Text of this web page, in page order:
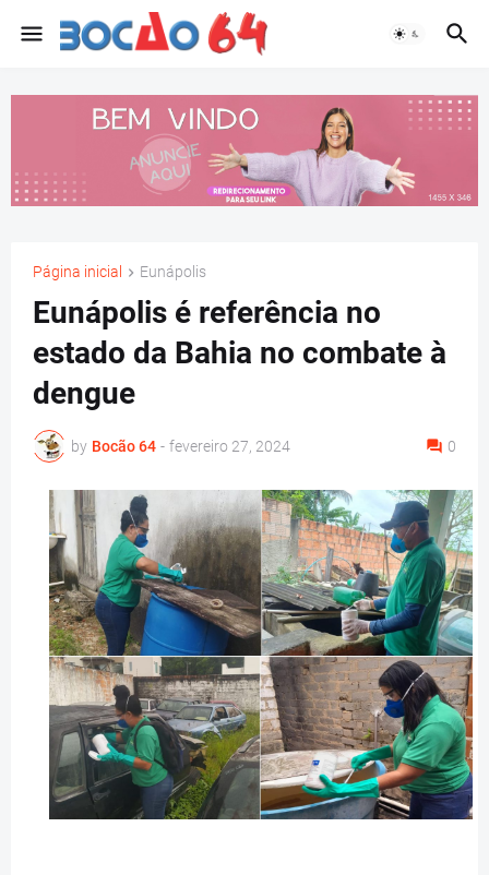
Página inicial Eunápolis
Eunápolis é referência no
estado da Bahia no combate à
dengue
by Bocão 64 - fevereiro 27, 2024 0